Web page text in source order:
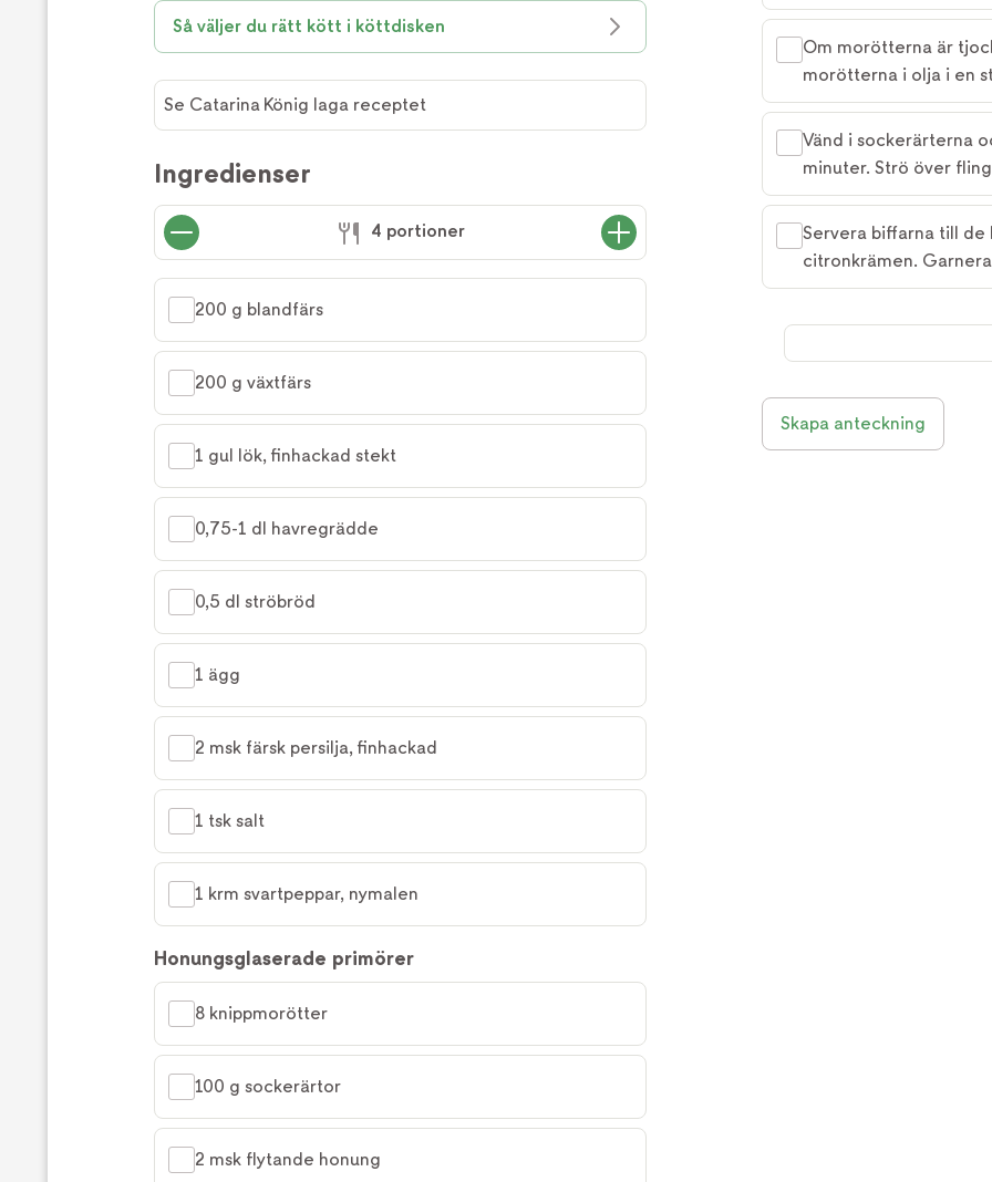
Så väljer du rätt kött i köttdisken
Catarina
König
laga
receptet
Se Catarina König laga receptet
Ingredienser
4 portioner
200 g blandfärs
200 g växtfärs
1 gul lök, finhackad stekt
0,75-1 dl havregrädde
0,5 dl ströbröd
1 ägg
2 msk färsk persilja, finhackad
1 tsk salt
1 krm svartpeppar, nymalen
Honungsglaserade primörer
8 knippmorötter
100 g sockerärtor
2 msk flytande honung
Om morötterna är
morötterna i olja i en
Vänd i sockerärterna
minuter. Strö över
Servera biffarna till de
citronkrämen.
Skapa anteckning